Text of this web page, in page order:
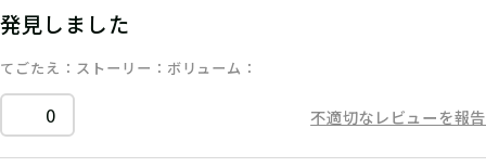
発見しました
てごたえ ストーリー ボリューム
0 不適切なレビューを報告